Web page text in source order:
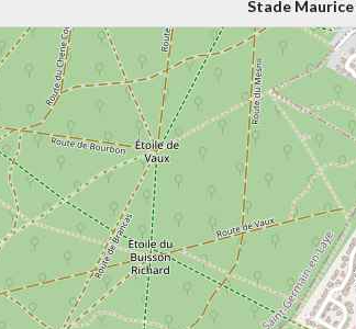
Stade Maurice